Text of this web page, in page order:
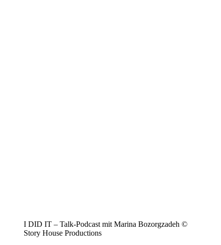
I DID IT – Talk-Podcast mit Marina Bozorgzadeh ©
Story House Productions